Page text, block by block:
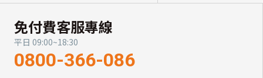
免付費客服專線
平日 09:00~18:30
0800-366-086